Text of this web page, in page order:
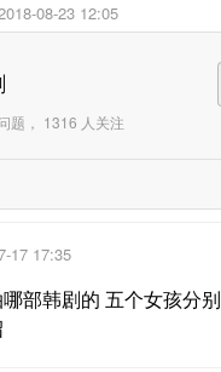
08-23 12:05
题， 1316 人关注
17 17:35
部韩剧的 五个女孩分别